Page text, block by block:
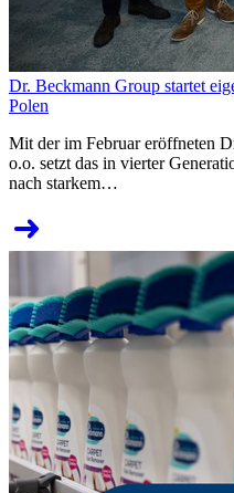
Dr. Beckmann Group startet
Polen
Mit der im Februar eröffneten
o.o. setzt das in vierter
nach starkem…